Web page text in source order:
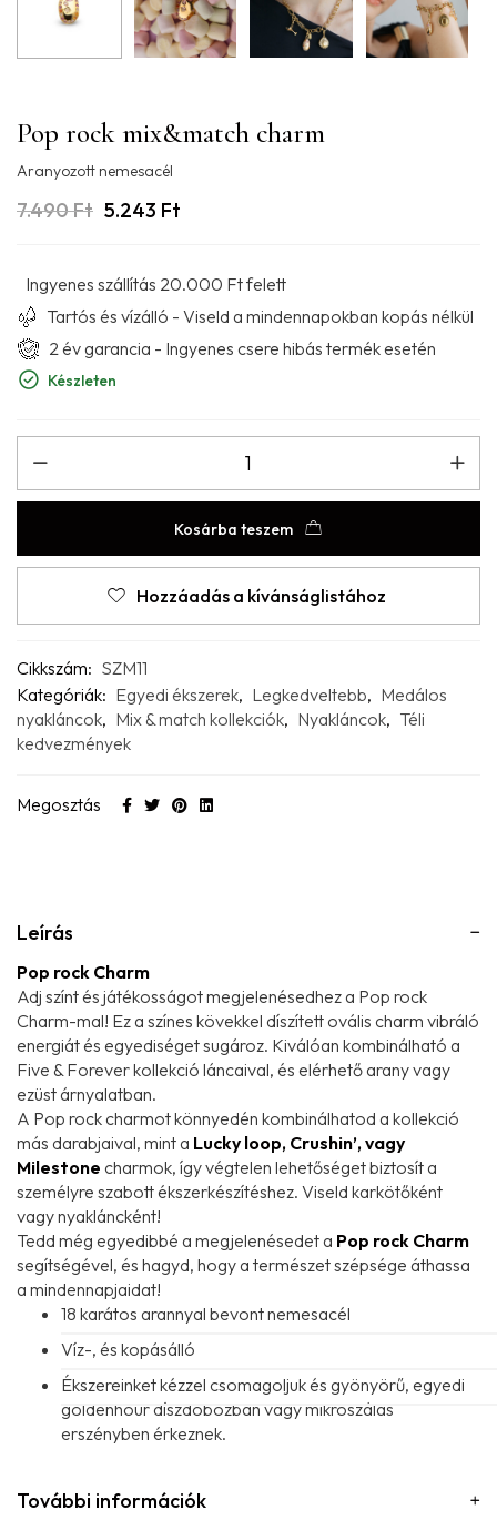
Pop rock mix&match charm
Aranyozott nemesacél
7.490Ft 5.243 Ft
Ingyenes szállítás 20.000 Ft felett
Tartós és vízálló - Viseld a mindennapokban kopás nélkül
2 év garancia - Ingyenes csere hibás termék esetén
Készleten
Kosárba teszem
Hozzáadás a kívánságlistához
Cikkszám: SZM11
Kategóriák: Egyedi ékszerek, Legkedveltebb, Medálos
nyakláncok, Mix & match kollekciók, Nyakláncok, Téli
kedvezmények
Megosztás
Leírás
Pop rock Charm
Adj színt és játékosságot megjelenésedhez a Pop rock
Charm-mal! Ez a színes kövekkel díszített ovális charm vibráló
energiát és egyediséget sugároz. Kiválóan kombinálható a
Five & Forever kollekció láncaival, és elérhető arany vagy
ezüst árnyalatban.
A Pop rock charmot könnyedén kombinálhatod a kollekció
más darabjaival, mint a Lucky loop, Crushin’, vagy
Milestone charmok, így végtelen lehetőséget biztosít a
személyre szabott ékszerkészítéshez. Viseld karkötőként
vagy nyakláncként!
Tedd még egyedibbé a megjelenésedet a Pop rock Charm
segítségével, és hagyd, hogy a természet szépsége áthassa
a mindennapjaidat!
18 karátos arannyal bevont nemesacél
Víz-, és kopásálló
Ékszereinket kézzel csomagoljuk és gyönyörű, egyedi
goldenhour díszdobozban vagy mikroszálas
erszényben érkeznek.
További információk